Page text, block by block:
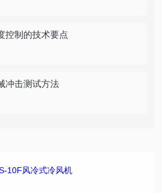
控制的技术要点
冲击测试方法